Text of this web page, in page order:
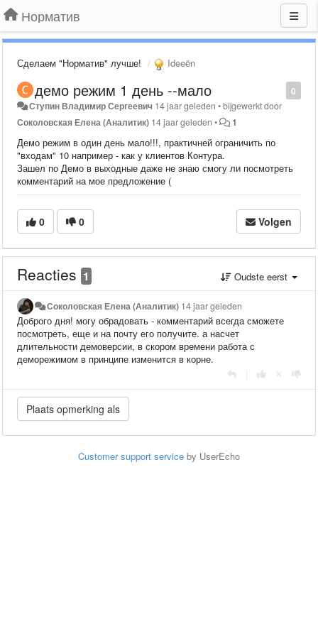
Норматив
Сделаем "Норматив" лучше! Ideeën
0
демо режим 1 день --мало
Ступин Владимир Сергеевич 14 jaar geleden •bijgewerkt door
Соколовская Елена (Аналитик) 14 jaar geleden • 1
Демо режим в один день мало!!!, практичней ограничить по
"входам" 10 например - как у клиентов Контура.
Зашел по Демо в выходные даже не знаю смогу ли посмотреть
комментарий на мое предложение (
0 0 Volgen
Reacties 1 Oudste eerst
Соколовская Елена (Аналитик) 14 jaar geleden
Доброго дня! могу обрадовать - комментарий всегда сможете
посмотреть, еще и на почту его получите. а насчет
длительности демоверсии, в скором времени работа с
деморежимом в принципе изменится в корне.
Customer support service by UserEcho